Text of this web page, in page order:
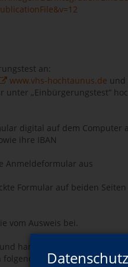
Datenschutz
an:
www.vhs-hochtaunus.de und
unter „Einbürgerungstest“
digital auf dem Computer
ihre IBAN
Anmeldeformular aus
Formular auf beiden
vom Ausweis bei.
handschriftlich
folgende Adresse: